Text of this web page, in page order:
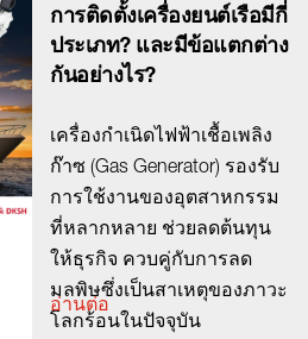
การติดตั้งเครื่องยนต์เรือมีกี่
ประเภท? และมีข้อแตกต่าง
กันอย่างไร?
เครื่องกำเนิดไฟฟ้าเชื้อเพลิง
ก๊าซ (Gas Generator) รองรับ
การใช้งานของอุตสาหกรรม
ที่หลากหลาย ช่วยลดต้นทุน
ให้ธุรกิจ ควบคู่กับการลด
มลพิษซึ่งเป็นสาเหตุของภาวะ
โลกร้อนในปัจจุบัน
อ่านต่อ